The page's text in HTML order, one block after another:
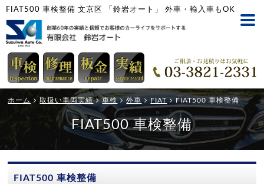
FIAT500 車検整備 文京区 「鈴岩オート」 外車・輸入車もOK
ホーム 取扱い車両実績 車検 外車 FIAT FIAT500 車検整備
FIAT500 車検整備
FIAT500 車検整備